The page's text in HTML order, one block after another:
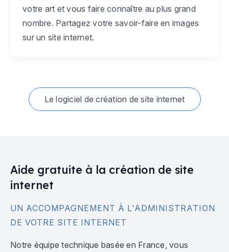
votre art et vous faire connaître au plus grand
nombre. Partagez votre savoir-faire en images
sur un site internet.
Le logiciel de création de site internet
Aide gratuite à la création de site
internet
UN ACCOMPAGNEMENT À L'ADMINISTRATION
DE VOTRE SITE INTERNET
Notre équipe technique basée en France, vous